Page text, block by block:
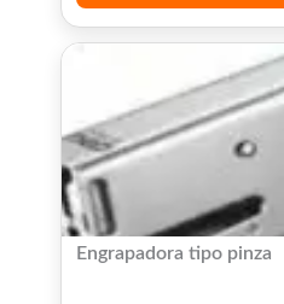
Engrapadora tipo pinza